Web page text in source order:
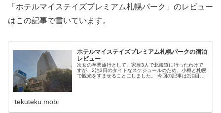
「ホテルマイステイズプレミアム札幌パーク」のレビュー
はこの記事で書いています。
ホテルマイステイズプレミアム札幌パークの宿泊
レビュー
次女の卒業旅行として、家族3人で北海道に行ったわけで
すが、2泊3日のタイトなスケジュールのため、小樽と札幌
で観光をすませることにしました。 今回の記事は2泊目の
tekuteku.mobi